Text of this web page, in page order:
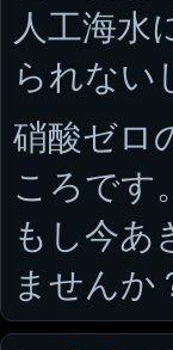
人工海水
られない
硝酸ゼロ
ころです。
もし今あ
ませんか